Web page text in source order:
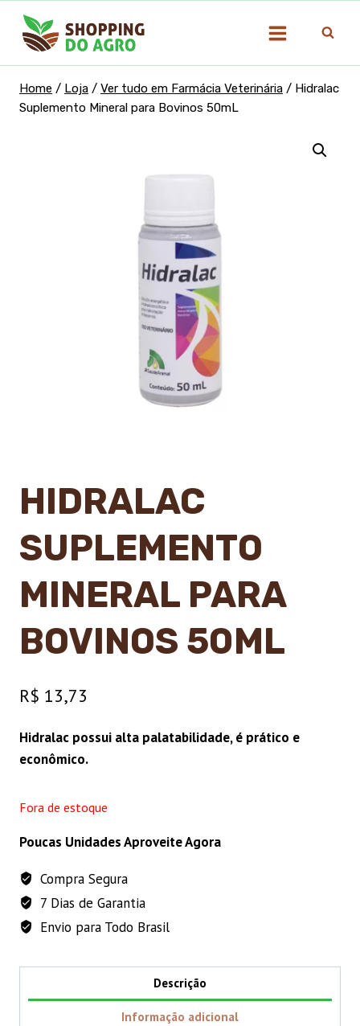
para
Home / Loja / Ver tudo em Farmácia Veterinária / Hidralac
Suplemento Mineral para Bovinos 50mL
HIDRALAC
SUPLEMENTO
MINERAL PARA
BOVINOS 50ML
R$ 13,73
Hidralac possui alta palatabilidade, é prático e
econômico.
Fora de estoque
Poucas Unidades Aproveite Agora
Compra Segura
7 Dias de Garantia
Envio para Todo Brasil
Descrição
Informação adicional